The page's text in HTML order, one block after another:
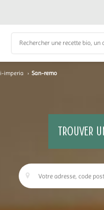
imperia › San-remo
TROUVER